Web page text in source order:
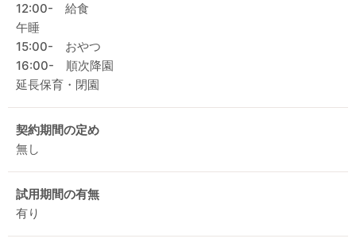
12:00- 給食
午睡
15:00- おやつ
16:00- 順次降園
延長保育・閉園
契約期間の定め
無し
試用期間の有無
有り